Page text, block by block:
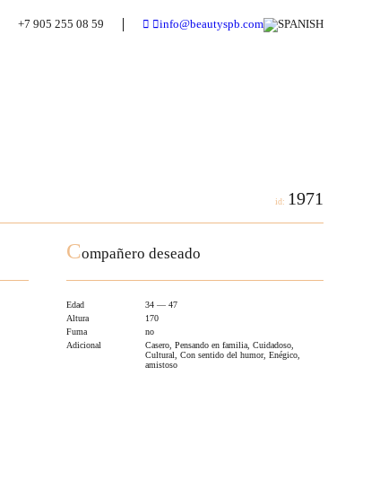
+7 905 255 08 59 info@beautyspb.com
id: 1971
Compañero deseado
Edad
34 — 47
Altura
170
Fuma
no
Adicional
Casero, Pensando en familia, Cuidadoso,
Cultural, Con sentido del humor, Enégico,
amistoso